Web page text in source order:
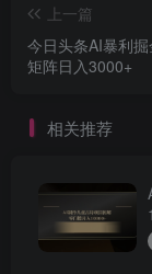
上一篇
今日头条AI暴利
矩阵日入3000+
相关推荐